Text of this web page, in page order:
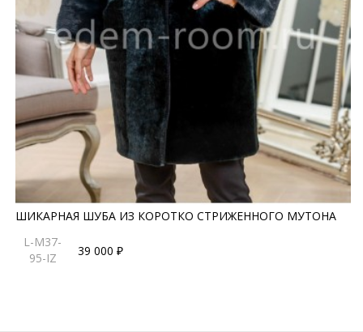
ШИКАРНАЯ ШУБА ИЗ КОРОТКО СТРИЖЕННОГО МУТОНА
L-M37-
95-IZ
39 000 ₽